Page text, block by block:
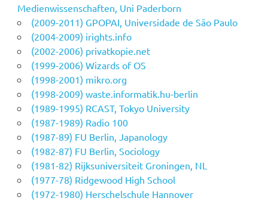
Medienwissenschaften, Uni Paderborn
(2009-2011) GPOPAI, Universidade de São Paulo
(2004-2009) irights.info
(2002-2006) privatkopie.net
(1999-2006) Wizards of OS
(1998-2001) mikro.org
(1998-2009) waste.informatik.hu-berlin
(1989-1995) RCAST, Tokyo University
(1987-1989) Radio 100
(1987-89) FU Berlin, Japanology
(1982-87) FU Berlin, Sociology
(1981-82) Rijksuniversiteit Groningen, NL
(1977-78) Ridgewood High School
(1972-1980) Herschelschule Hannover